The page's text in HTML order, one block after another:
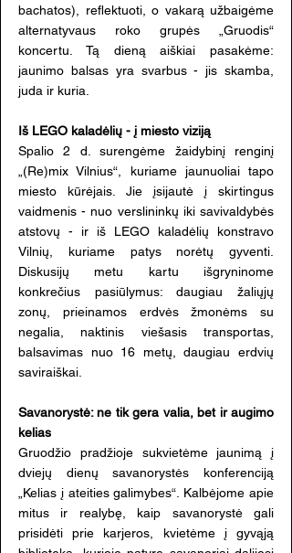
bachatos), reflektuoti, o vakarą užbaigėme
alternatyvaus roko grupės „Gruodis“
koncertu. Tą dieną aiškiai pasakėme:
jaunimo balsas yra svarbus - jis skamba,
juda ir kuria.
Iš LEGO kaladėlių - į miesto viziją
Spalio 2 d. surengėme žaidybinį renginį
„(Re)mix Vilnius“, kuriame jaunuoliai tapo
miesto kūrėjais. Jie įsijautė į skirtingus
vaidmenis - nuo verslininkų iki savivaldybės
atstovų - ir iš LEGO kaladėlių konstravo
Vilnių, kuriame patys norėtų gyventi.
Diskusijų metu kartu išgryninome
konkrečius pasiūlymus: daugiau žaliųjų
zonų, prieinamos erdvės žmonėms su
negalia, naktinis viešasis transportas,
balsavimas nuo 16 metų, daugiau erdvių
saviraiškai.
Savanorystė: ne tik gera valia, bet ir augimo
kelias
Gruodžio pradžioje sukvietėme jaunimą į
dviejų dienų savanorystės konferenciją
„Kelias į ateities galimybes“. Kalbėjome apie
mitus ir realybę, kaip savanorystė gali
prisidėti prie karjeros, kvietėme į gyvąją